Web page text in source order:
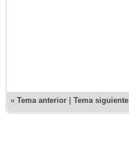
« Tema anterior Tema siguiente